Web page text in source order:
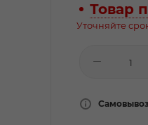
Товар
Уточняйте